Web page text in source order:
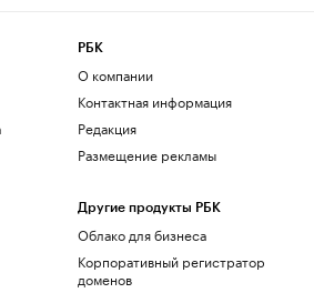
РБК
О компании
Контактная информация
Редакция
Размещение рекламы
Другие продукты РБК
Облако для бизнеса
Корпоративный регистратор
доменов